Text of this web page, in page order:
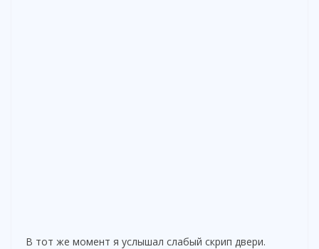
В тот же момент я услышал слабый скрип двери.